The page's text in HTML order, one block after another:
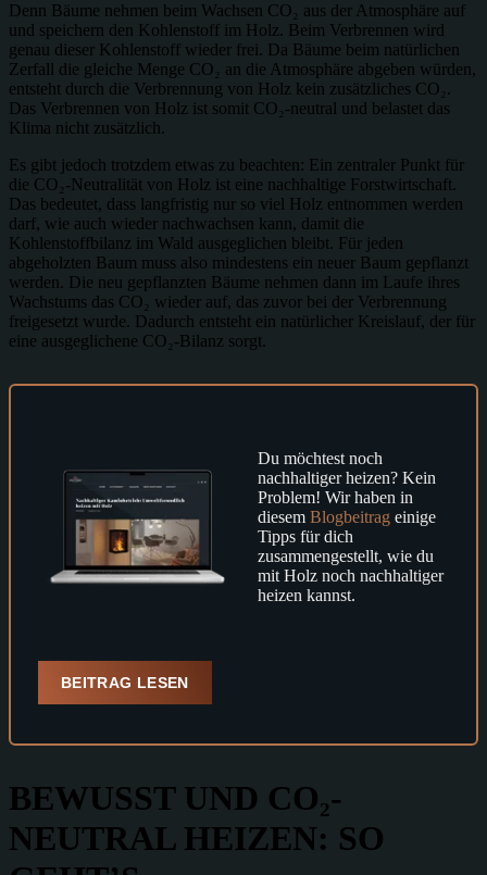
Denn Bäume nehmen beim Wachsen CO₂ aus der Atmosphäre auf
und speichern den Kohlenstoff im Holz. Beim Verbrennen wird
genau dieser Kohlenstoff wieder frei. Da Bäume beim natürlichen
Zerfall die gleiche Menge CO₂ an die Atmosphäre abgeben würden,
entsteht durch die Verbrennung von Holz kein zusätzliches CO₂.
Das Verbrennen von Holz ist somit CO₂-neutral und belastet das
Klima nicht zusätzlich.
Es gibt jedoch trotzdem etwas zu beachten: Ein zentraler Punkt für
die CO₂-Neutralität von Holz ist eine nachhaltige Forstwirtschaft.
Das bedeutet, dass langfristig nur so viel Holz entnommen werden
darf, wie auch wieder nachwachsen kann, damit die
Kohlenstoffbilanz im Wald ausgeglichen bleibt. Für jeden
abgeholzten Baum muss also mindestens ein neuer Baum gepflanzt
werden. Die neu gepflanzten Bäume nehmen dann im Laufe ihres
Wachstums das CO₂ wieder auf, das zuvor bei der Verbrennung
freigesetzt wurde. Dadurch entsteht ein natürlicher Kreislauf, der für
eine ausgeglichene CO₂-Bilanz sorgt.
Du möchtest noch
nachhaltiger heizen? Kein
Problem! Wir haben in
diesem Blogbeitrag einige
Tipps für dich
zusammengestellt, wie du
mit Holz noch nachhaltiger
heizen kannst.
BEITRAG LESEN
BEWUSST UND CO₂-
NEUTRAL HEIZEN: SO